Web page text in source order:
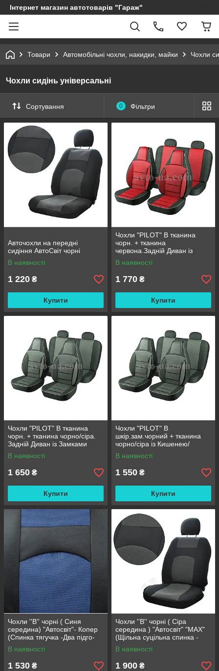
Інтернет магазин автотоварів "Гараж"
Товари Автомобільні чохли, накидки, майки Чохли
Чохли сидінь універсальні
Сортування 0 Фільтри
Авточохли на передні
сидіння АвтоСвіт чорні
В наявності
1 220 ₴
Купити
Чохли "PILOT" B тканина
чорн. + тканина
червона.Задній Диван із
Замками роздільний - 2
замка
В наявності
1 770 ₴
Купити
Чохли "PILOT" B тканина
чорн. + тканина чорно/сіра.
Задній Диван із Замками
роздільний - 2 замка
В наявності
1 650 ₴
Купити
Чохли "PILOT" B
шкір.зам.чорний + тканина
чорно/сіра із Кишенею/
Замком спинка.Задній Диван
-2 Замка
В наявності
1 550 ₴
Купити
Чохли ''В'' чорні ( Синя
середина) "Автосвіт"- Копер
(Спинка тягучка -Два підго-
ка)
В наявності
1 530 ₴
Чохли ''В'' чорні ( Сіра
середина ) "Автосвіт" "MAX"
(Щільна суцільна спинка -
Два підг-ка)
В наявності
1 900 ₴